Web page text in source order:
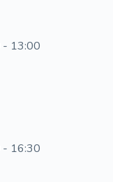
13:00
16:30